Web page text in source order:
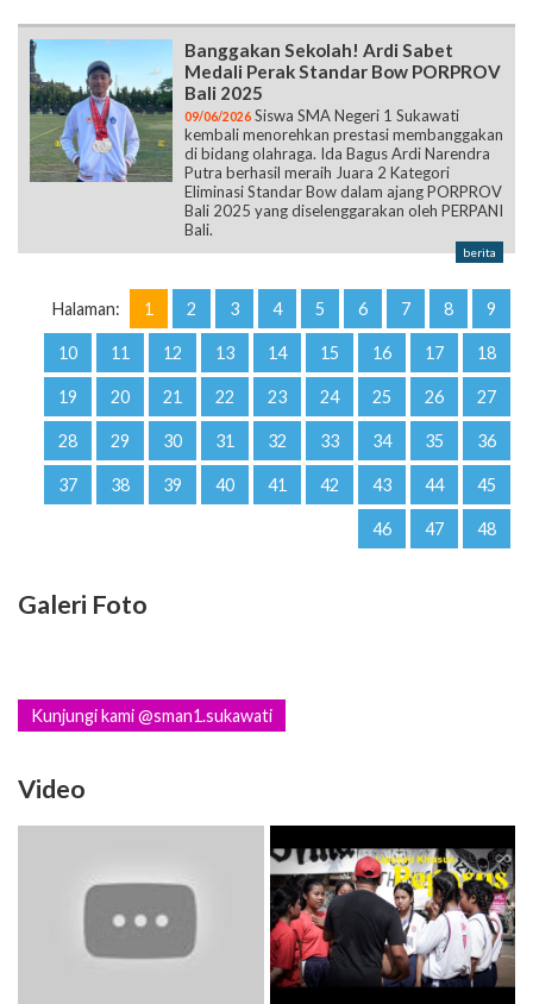
Banggakan Sekolah! Ardi Sabet
Medali Perak Standar Bow PORPROV
Bali 2025
09/06/2026 Siswa SMA Negeri 1 Sukawati
kembali menorehkan prestasi membanggakan
di bidang olahraga. Ida Bagus Ardi Narendra
Putra berhasil meraih Juara 2 Kategori
Eliminasi Standar Bow dalam ajang PORPROV
Bali 2025 yang diselenggarakan oleh PERPANI
Bali.
berita
Halaman: 1 2 3 4 5 6 7 8 9
10 11 12 13 14 15 16 17 18
19 20 21 22 23 24 25 26 27
28 29 30 31 32 33 34 35 36
37 38 39 40 41 42 43 44 45
46 47 48
Galeri Foto
Kunjungi kami @sman1.sukawati
Video